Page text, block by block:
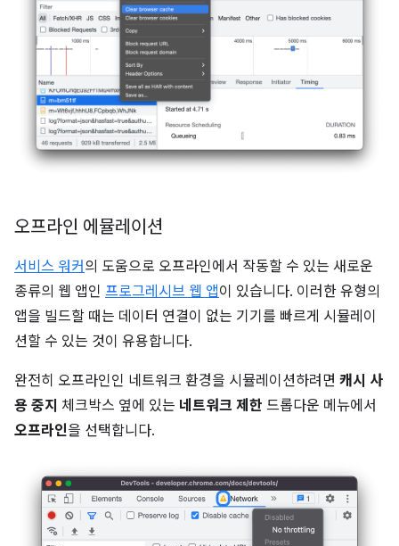
오프라인 에뮬레이션
서비스 워커 의 도움으로 오프라인에서 작동할 수 있는 새로운
종류의 웹 앱인 프로그레시브 웹 앱이 있습니다. 이러한 유형의
앱을 빌드할 때는 데이터 연결이 없는 기기를 빠르게 시뮬레이
션할 수 있는 것이 유용합니다.
완전히 오프라인인 네트워크 환경을 시뮬레이션하려면 캐시 사
용 중지 체크박스 옆에 있는 네트워크 제한 드롭다운 메뉴에서
오프라인을 선택합니다.